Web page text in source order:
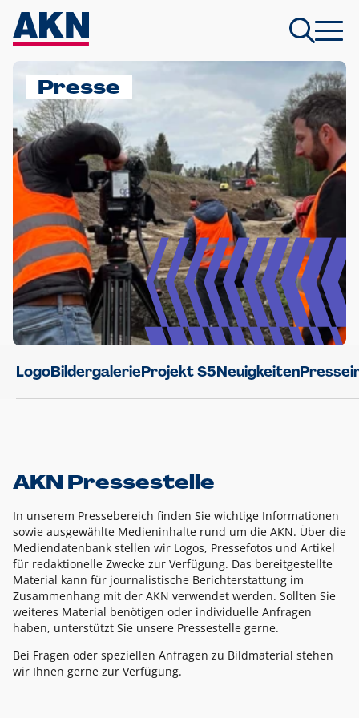
Presse
LogoBildergalerieProjekt S5Neuigkeiten
AKN Pressestelle
In unserem Pressebereich finden Sie wichtige Informationen
sowie ausgewählte Medieninhalte rund um die AKN. Über die
Mediendatenbank stellen wir Logos, Pressefotos und Artikel
für redaktionelle Zwecke zur Verfügung. Das bereitgestellte
Material kann für journalistische Berichterstattung im
Zusammenhang mit der AKN verwendet werden. Sollten Sie
weiteres Material benötigen oder individuelle Anfragen
haben, unterstützt Sie unsere Pressestelle gerne.
Bei Fragen oder speziellen Anfragen zu Bildmaterial stehen
wir Ihnen gerne zur Verfügung.